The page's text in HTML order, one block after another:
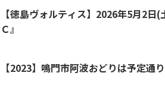
【徳島ヴォルティス】2026年5月2日
Ｃ』
【2023】鳴門市阿波おどりは予定通